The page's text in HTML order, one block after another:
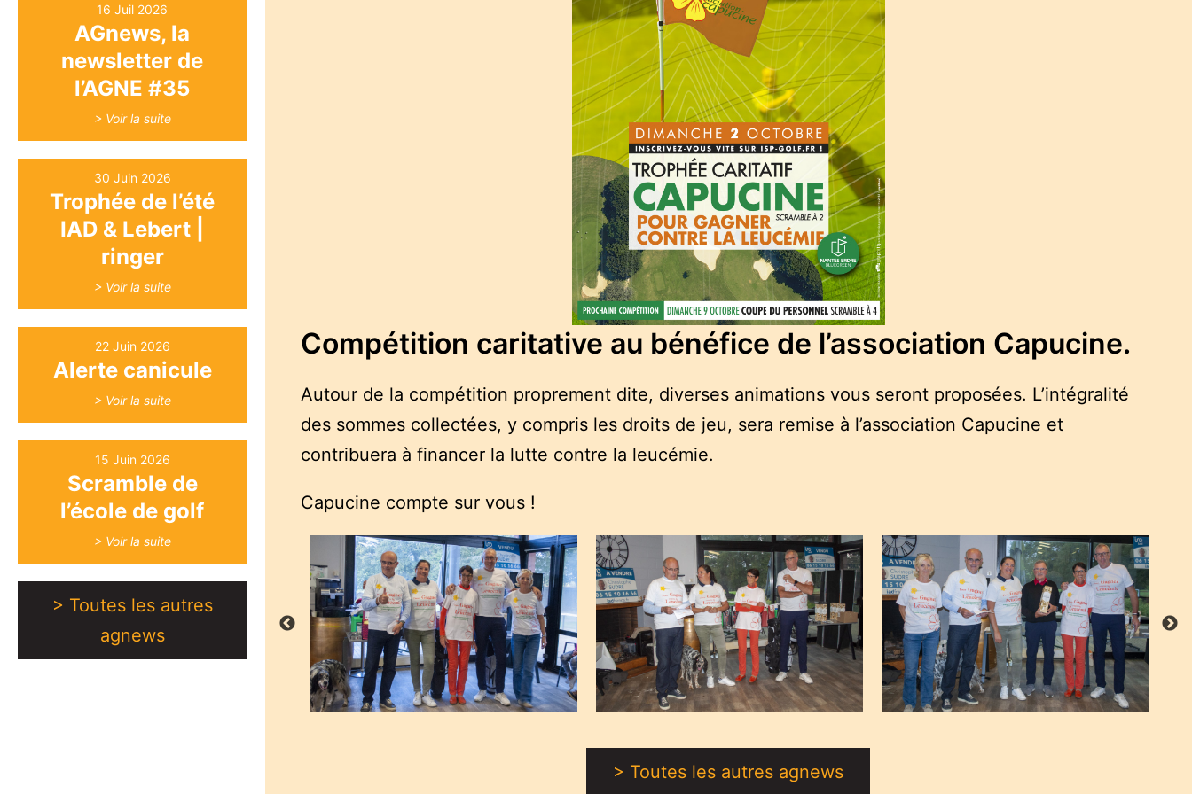
16 Juil 2026
AGnews, la
newsletter de
l’AGNE #35
> Voir la suite
30 Juin 2026
Trophée de l’été
IAD & Lebert |
ringer
> Voir la suite
22 Juin 2026
Alerte canicule
> Voir la suite
15 Juin 2026
Scramble de
l’école de golf
> Voir la suite
> Toutes les autres
agnews
Compétition caritative au bénéfice de l’association Capucine.
Autour de la compétition proprement dite, diverses animations vous seront proposées. L’intégralité
des sommes collectées, y compris les droits de jeu, sera remise à l’association Capucine et
contribuera à financer la lutte contre la leucémie.
Capucine compte sur vous !
> Toutes les autres agnews